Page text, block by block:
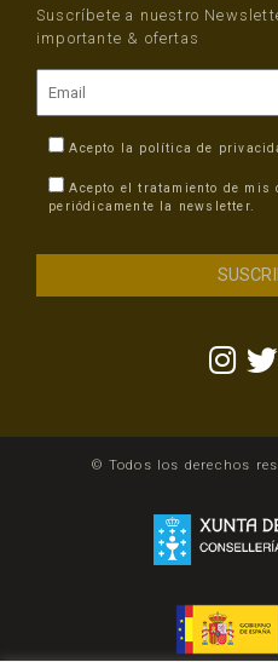
Suscríbete a nuestro
importante & ofertas
Acepto la política de
Acepto el tratamiento de
periódicamente la newsletter.
© Todos los derechos